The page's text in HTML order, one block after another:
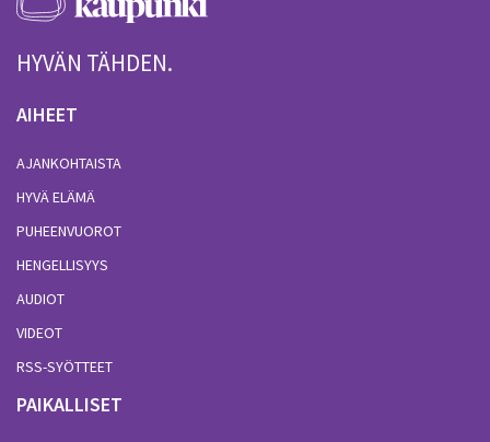
HYVÄN TÄHDEN.
AIHEET
AJANKOHTAISTA
HYVÄ ELÄMÄ
PUHEENVUOROT
HENGELLISYYS
AUDIOT
VIDEOT
RSS-SYÖTTEET
PAIKALLISET